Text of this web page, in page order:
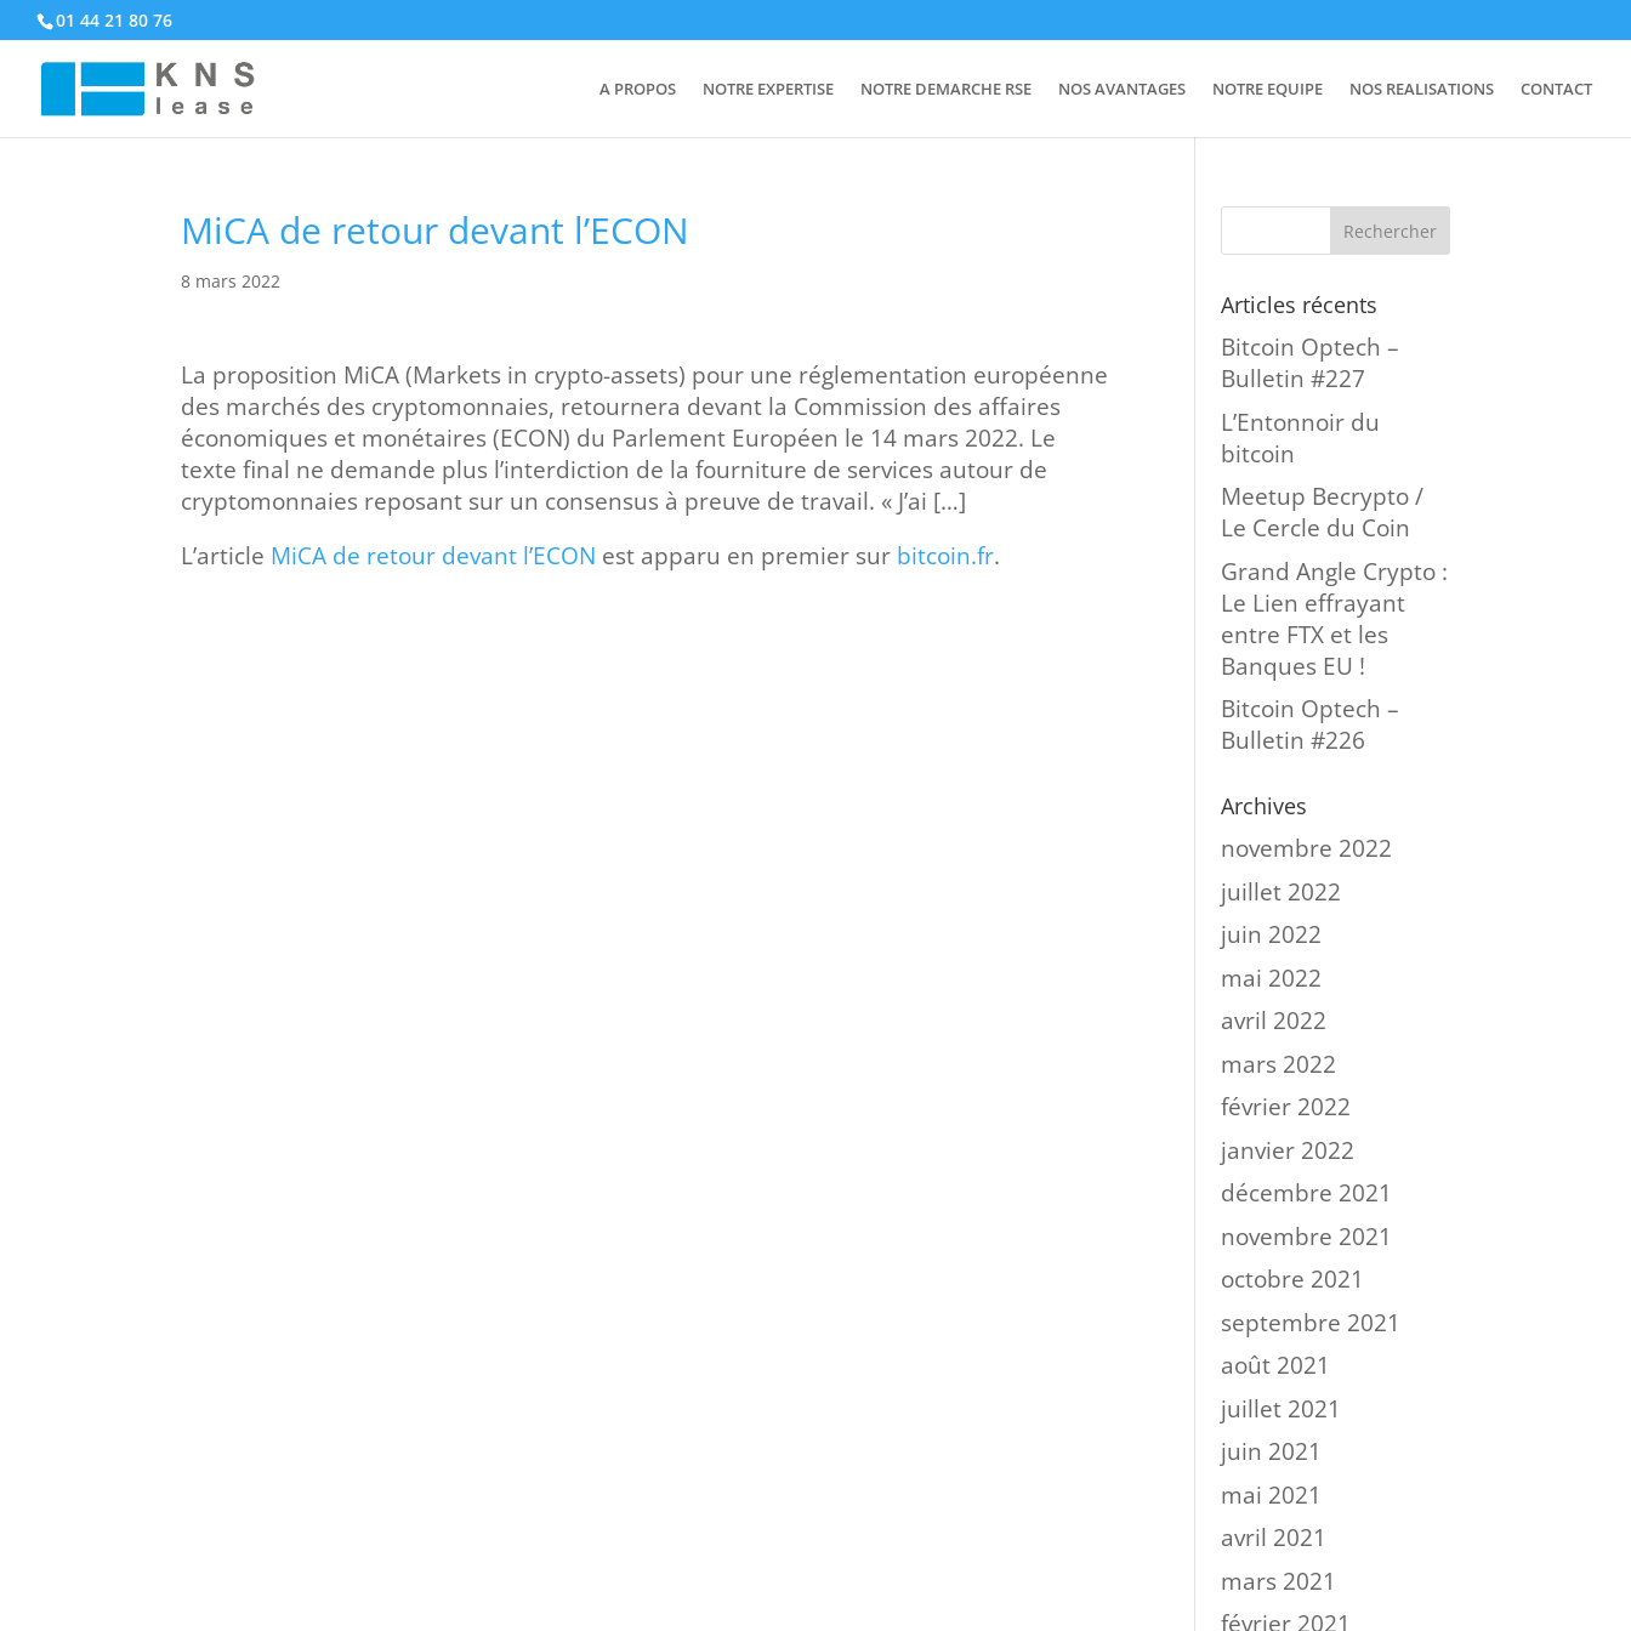
01 44 21 80 76
A PROPOS NOTRE EXPERTISE NOTRE DEMARCHE RSE NOS AVANTAGES NOTRE EQUIPE NOS REALISATIONS CONTACT
MiCA de retour devant l’ECON
8 mars 2022
La proposition MiCA (Markets in crypto-assets) pour une réglementation européenne
des marchés des cryptomonnaies, retournera devant la Commission des affaires
économiques et monétaires (ECON) du Parlement Européen le 14 mars 2022. Le
texte final ne demande plus l’interdiction de la fourniture de services autour de
cryptomonnaies reposant sur un consensus à preuve de travail. « J’ai […]
L’article MiCA de retour devant l’ECON est apparu en premier sur bitcoin.fr.
Articles récents
Bitcoin Optech –
Bulletin #227
L’Entonnoir du
bitcoin
Meetup Becrypto /
Le Cercle du Coin
Grand Angle Crypto :
Le Lien effrayant
entre FTX et les
Banques EU !
Bitcoin Optech –
Bulletin #226
Archives
novembre 2022
juillet 2022
juin 2022
mai 2022
avril 2022
mars 2022
février 2022
janvier 2022
décembre 2021
novembre 2021
octobre 2021
septembre 2021
août 2021
juillet 2021
juin 2021
mai 2021
avril 2021
mars 2021
février 2021